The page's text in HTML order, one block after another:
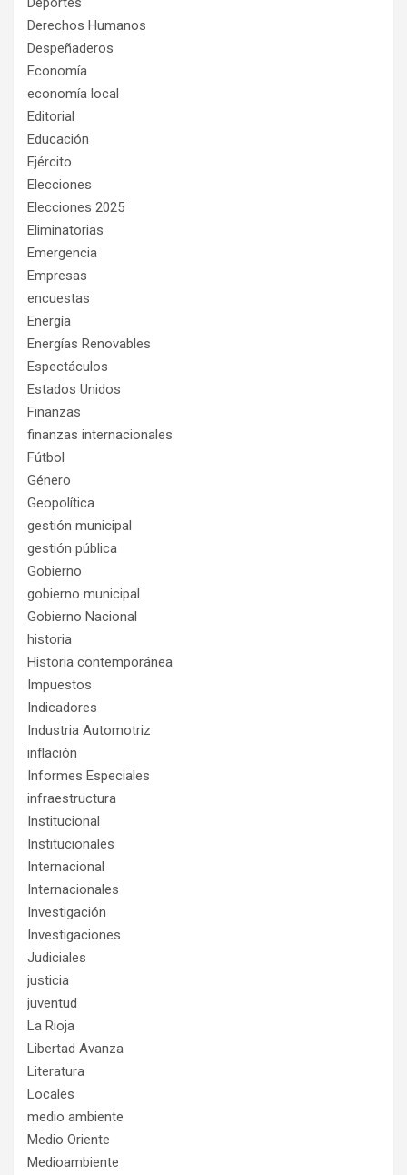
Derechos Humanos
Despeñaderos
Economía
economía local
Editorial
Educación
Ejército
Elecciones
Elecciones 2025
Eliminatorias
Emergencia
Empresas
encuestas
Energía
Energías Renovables
Espectáculos
Estados Unidos
Finanzas
finanzas internacionales
Fútbol
Género
Geopolítica
gestión municipal
gestión pública
Gobierno
gobierno municipal
Gobierno Nacional
historia
Historia contemporánea
Impuestos
Indicadores
Industria Automotriz
inflación
Informes Especiales
infraestructura
Institucional
Institucionales
Internacional
Internacionales
Investigación
Investigaciones
Judiciales
justicia
juventud
La Rioja
Libertad Avanza
Literatura
Locales
medio ambiente
Medio Oriente
Medioambiente